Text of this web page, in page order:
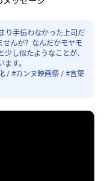
り手伝わなかった上司だ
んか？なんだかモヤモ
し似たようなことが、
す。
/ #カンヌ映画祭 / #言葉